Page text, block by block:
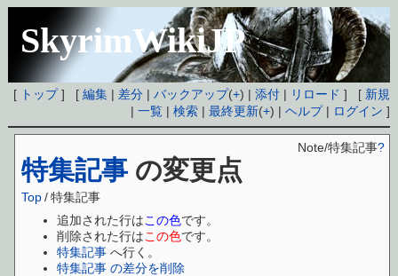
SkyrimWikiJP
[ トップ] [編集 | 差分 |バックアップ(+) |添付 | リロード ] [ 新規
|一覧 |検索 |最終更新(+) |ヘルプ| ログイン ]
特集記事 の変更点
Note/特集記事?
Top /特集記事
追加された行はこの色です。
削除された行はこの色です。
特集記事 へ行く。
特集記事 の差分を削除